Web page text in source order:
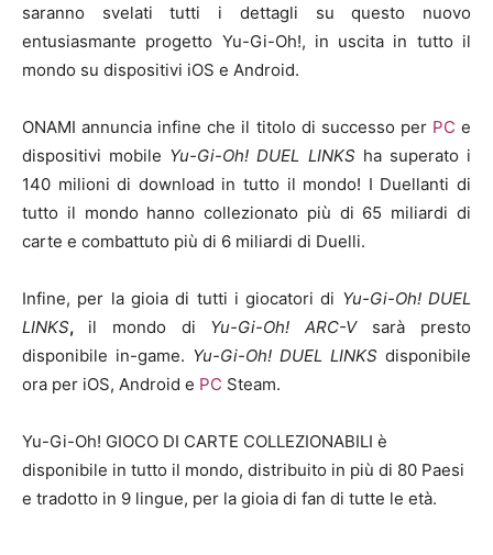
saranno svelati tutti i dettagli su questo nuovo
entusiasmante progetto Yu-Gi-Oh!, in uscita in tutto il
mondo su dispositivi iOS e Android.
ONAMI annuncia infine che il titolo di successo per PC e
dispositivi mobile Yu-Gi-Oh! DUEL LINKSha superato i
140 milioni di download in tutto il mondo! I Duellanti di
tutto il mondo hanno collezionato più di 65 miliardi di
carte e combattuto più di 6 miliardi di Duelli.
Infine, per la gioia di tutti i giocatori di Yu-Gi-Oh! DUEL
LINKS, il mondo di Yu-Gi-Oh! ARC-V sarà presto
disponibile in-game. Yu-Gi-Oh! DUEL LINKS disponibile
ora per iOS, Android e PC Steam.
Yu-Gi-Oh! GIOCO DI CARTE COLLEZIONABILI è
disponibile in tutto il mondo, distribuito in più di 80 Paesi
e tradotto in 9 lingue, per la gioia di fan di tutte le età.